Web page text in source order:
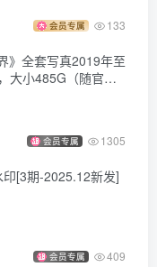
熊小诺[76+1P／
熊小诺[79+1P／
熊小诺[78+1P／
会员专属 133
》全套写真2019年至
大小485G（随官方
会员专属 1305
[3期-2025.12新发]
会员专属 409